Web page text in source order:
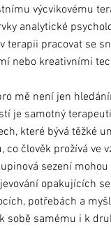
výcvikovému
analytické
terapii pracovat se
nebo kreativními
mě není jen
je samotný
které bývá těžké
co člověk prožívá ve
sezení
opakujících
potřebách a
sobě samému i k